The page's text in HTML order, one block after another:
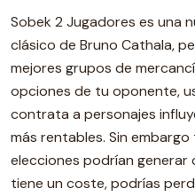
Sobek 2 Jugadores es una
clásico de Bruno Cathala,
mejores grupos de
opciones de tu oponente,
contrata a personajes
más rentables. Sin
elecciones podrían
tiene un coste, podrías